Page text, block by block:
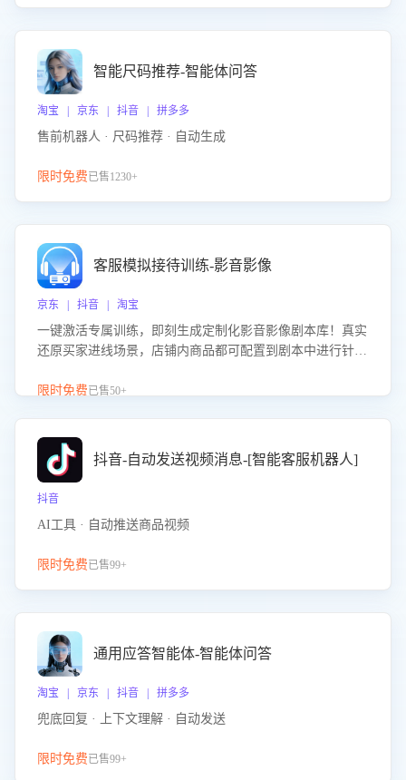
智能尺码推荐-智能体问答
淘宝 | 京东 | 抖音 | 拼多多
售前机器人 · 尺码推荐 · 自动生成
限时免费已售1230+
客服模拟接待训练-影音影像
京东 | 抖音 | 淘宝
一键激活专属训练，即刻生成定制化影音影像剧本库！真实
还原买家进线场景，店铺内商品都可配置到剧本中进行针对
击 “立即开通”，快速获取影音影像类目剧本，一键开启客服
限时免费已售50+
抖音-自动发送视频消息-[智能客服机器人]
抖音
AI工具 · 自动推送商品视频
限时免费已售99+
通用应答智能体-智能体问答
淘宝 | 京东 | 抖音 | 拼多多
兜底回复 · 上下文理解 · 自动发送
限时免费已售99+